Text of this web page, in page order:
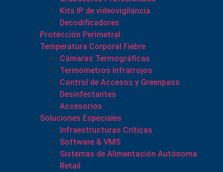
Kits IP de videovigilancia
Decodificadores
Protección Perimetral
Temperatura Corporal Fiebre
Cámaras Termográficas
Termómetros Infrarrojos
Control de Accesos y Greenpass
Desinfectantes
Accesorios
Soluciones Especiales
Infraestructuras Críticas
Software & VMS
Sistemas de Alimentación Autónoma
Retail